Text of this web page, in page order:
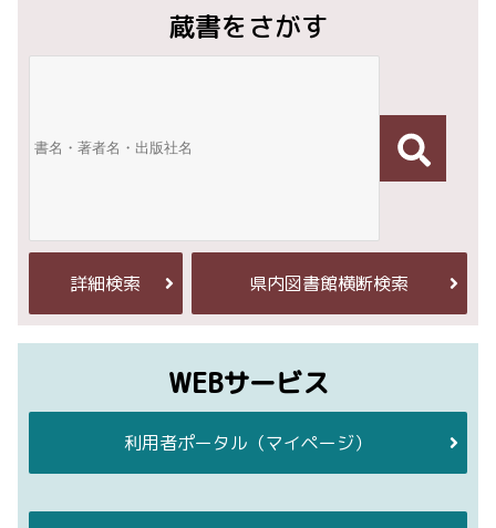
蔵書をさがす
詳細検索 県内図書館横断検索
WEBサービス
利用者ポータル （マイページ）